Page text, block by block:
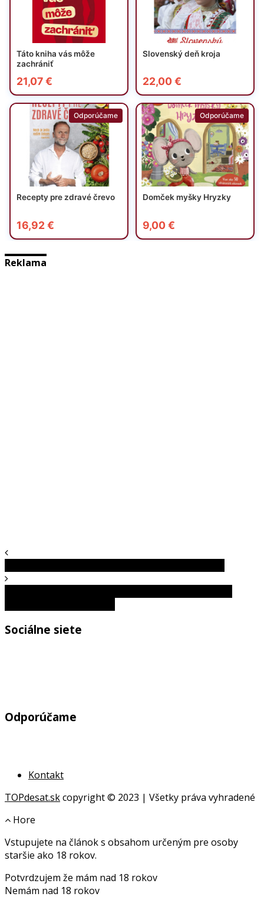
Reklama
Sociálne siete
Odporúčame
Kontakt
TOPdesat.skcopyright © 2023 | Všetky práva vyhradené
Hore
online
geldanlagen
Vstupujete na článok s obsahom určeným pre osoby
staršie ako 18 rokov.
Potvrdzujem že mám nad 18 rokov
Nemám nad 18 rokov